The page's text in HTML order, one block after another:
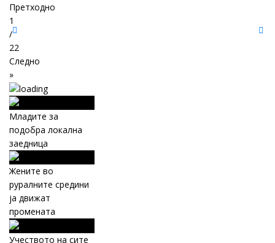
Претходно
1
/
22
Следно
»
Младите за
подобра локална
заедница
Жените во
руралните средини
ја движат
промената
Учеството на сите